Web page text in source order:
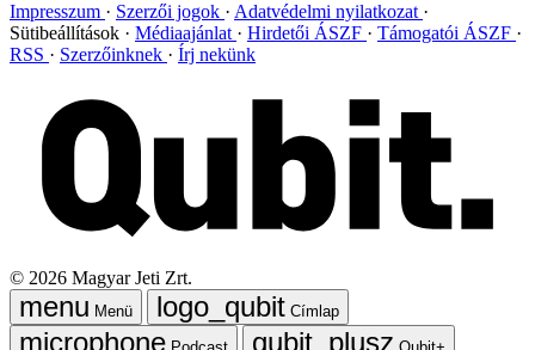
Impresszum Szerzői jogok
Adatvédelmi nyilatkozat
Sütibeállítások
Médiaajánlat Hirdetői ÁSZF
Támogatói ÁSZF
RSS
Szerzőinknek Írj nekünk
© 2026 Magyar Jeti Zrt.
Menü
Címlap